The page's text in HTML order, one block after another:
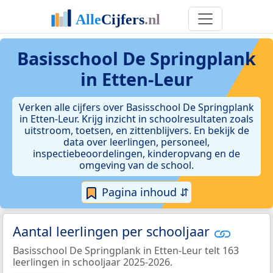
Basisschool De Springplank
in Etten-Leur
Verken alle cijfers over Basisschool De Springplank
in Etten-Leur. Krijg inzicht in schoolresultaten zoals
uitstroom, toetsen, en zittenblijvers. En bekijk de
data over leerlingen, personeel,
inspectiebeoordelingen, kinderopvang en de
omgeving van de school.
Pagina inhoud ⇵
Aantal leerlingen per schooljaar
Basisschool De Springplank in Etten-Leur telt 163
leerlingen in schooljaar 2025-2026.